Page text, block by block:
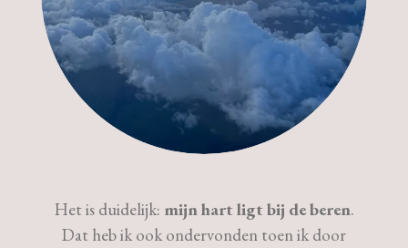
Het is duidelijk: mijn hart ligt bij de beren.
Dat heb ik ook ondervonden toen ik door